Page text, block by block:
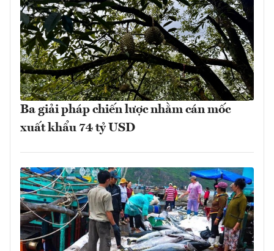
Ba giải pháp chiến lược nhằm cán mốc
xuất khẩu 74 tỷ USD